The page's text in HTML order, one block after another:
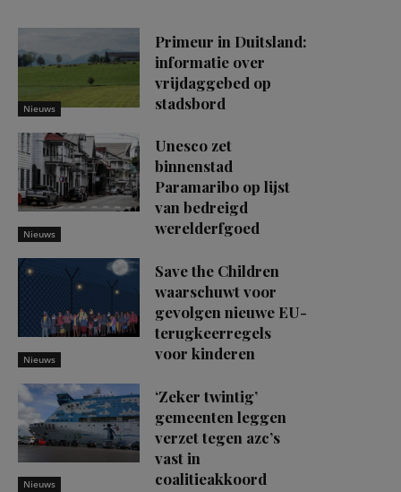
Nieuws
Primeur in Duitsland:
informatie over
vrijdaggebed op
stadsbord
Nieuws
Unesco zet
binnenstad
Paramaribo op lijst
van bedreigd
werelderfgoed
Nieuws
Save the Children
waarschuwt voor
gevolgen nieuwe EU-
terugkeerregels
voor kinderen
Nieuws
‘Zeker twintig’
gemeenten leggen
verzet tegen azc’s
vast in
coalitieakkoord